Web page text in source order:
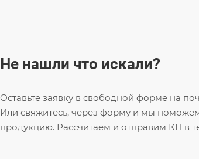
Не нашли что искали?
Оставьте заявку в свободной форме на
Или свяжитесь, через форму и мы
продукцию. Рассчитаем и отправим КП в